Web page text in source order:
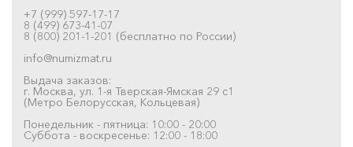
+7 (999) 597-17-17
8 (499) 673-41-07
8 (800) 201-1-201 (бесплатно по России)
info@numizmat.ru
Выдача заказов:
г. Москва, ул. 1-я Тверская-Ямская 29 с1
(Метро Белорусская, Кольцевая)
Понедельник - пятница: 10:00 - 20:00
Суббота - воскресенье: 12:00 - 18:00